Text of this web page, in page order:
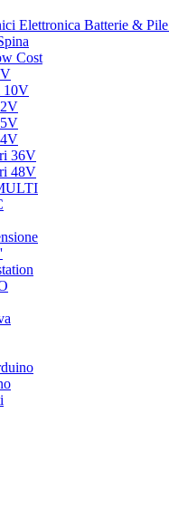
Elettronica Batterie & Pile
Cost
10V
36V
48V